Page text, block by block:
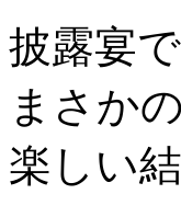
披露宴
まさか
楽しい